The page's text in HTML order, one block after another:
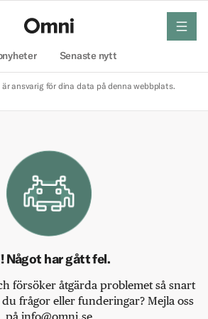
Senaste nytt
meny
ansvarig för dina data på denna webbplats.
Något har gått fel.
försöker åtgärda problemet så snart
frågor eller funderingar? Mejla oss